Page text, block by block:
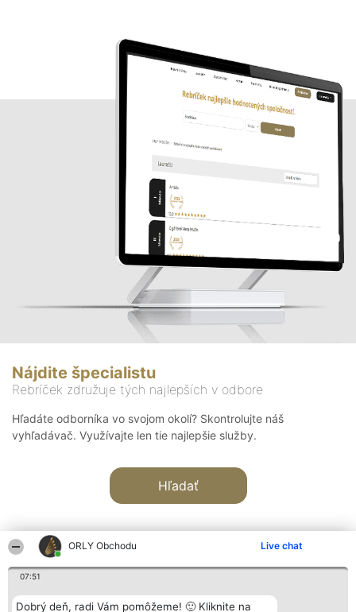
ORLY Obchodu Live chat
07:51
Dobrý deň, radi Vám pomôžeme! 🙂 Kliknite na
Nájdite špecialistu
Rebríček združuje tých najlepších v odbore
Hľadáte odborníka vo svojom okolí? Skontrolujte náš
vyhľadávač. Využívajte len tie najlepšie služby.
Hľadať
Organizátor hodnotenia Hodnotenie Kontakt